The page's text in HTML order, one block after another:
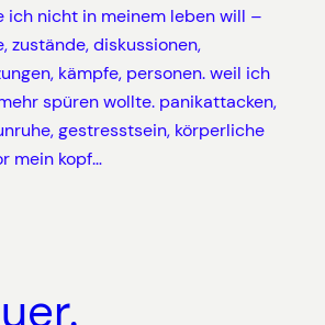
ich nicht in meinem leben will –
zustände, diskussionen,
kämpfe, personen. weil ich
spüren wollte. panikattacken,
gestresstsein, körperliche
mein kopf…